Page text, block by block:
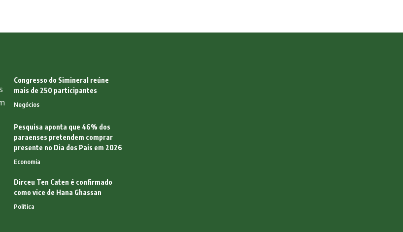
Congresso do Simineral reúne
mais de 250 participantes
Negócios
Pesquisa aponta que 46% dos
paraenses pretendem comprar
presente no Dia dos Pais em 2026
Economia
Dirceu Ten Caten é confirmado
como vice de Hana Ghassan
Política